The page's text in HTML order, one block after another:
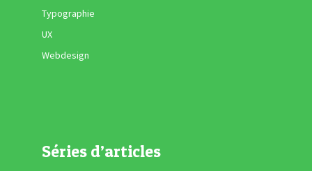
Typographie
UX
Webdesign
Séries d’articles